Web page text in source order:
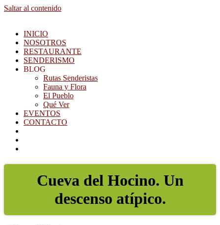
Saltar al contenido
INICIO
NOSOTROS
RESTAURANTE
SENDERISMO
BLOG
Rutas Senderistas
Fauna y Flora
El Pueblo
Qué Ver
EVENTOS
CONTACTO
Cueva del Hocino. Un
descenso atípico.